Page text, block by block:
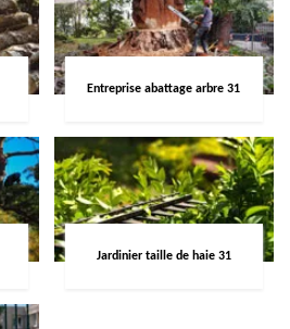
Entreprise abattage arbre 31
Jardinier taille de haie 31